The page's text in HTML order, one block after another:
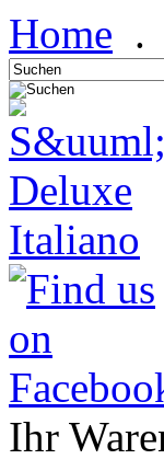
Home .
Italiano
Ihr